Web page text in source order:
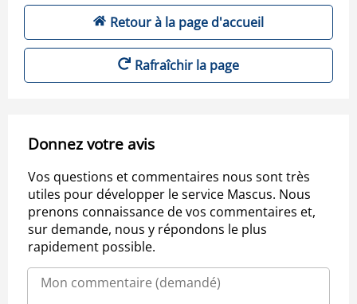
Retour à la page d'accueil
Rafraîchir la page
Donnez votre avis
Vos questions et commentaires nous sont très
utiles pour développer le service Mascus. Nous
prenons connaissance de vos commentaires et,
sur demande, nous y répondons le plus
rapidement possible.